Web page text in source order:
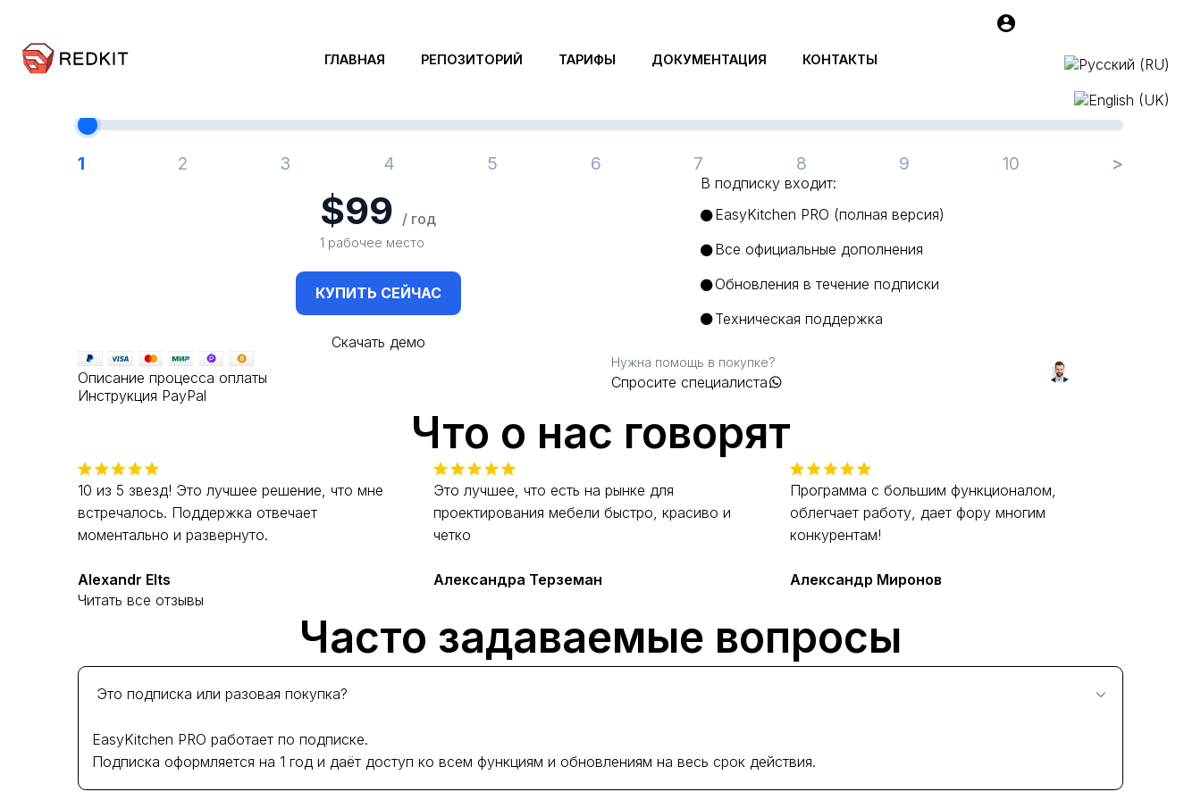
ГЛАВНАЯ РЕПОЗИТОРИЙ ТАРИФЫ ДОКУМЕНТАЦИЯ КОНТАКТЫ
Выберите количество рабочих мест
1 2 3 4 5 6 7 8 9 10 >
$99 / год
1 рабочее место
КУПИТЬ СЕЙЧАС
Скачать демо
В подписку входит:
EasyKitchen PRO (полная версия)
Все официальные дополнения
Обновления в течение подписки
Техническая поддержка
Описание процесса оплаты
Инструкция PayPal
Нужна помощь в покупке?
Спросите специалиста
Что о нас говорят
10 из 5 звезд! Это лучшее решение, что мне
встречалось. Поддержка отвечает
моментально и развернуто.
Alexandr Elts
Это лучшее, что есть на рынке для
проектирования мебели быстро, красиво и
четко
Александра Терземан
Программа с большим функционалом,
облегчает работу, дает фору многим
конкурентам!
Александр Миронов
Читать все отзывы
Часто задаваемые вопросы
Это подписка или разовая покупка?
EasyKitchen PRO работает по подписке.
Подписка оформляется на 1 год и даёт доступ ко всем функциям и обновлениям на весь срок действия.